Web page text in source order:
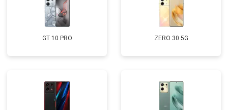
GT 10 PRO ZERO 30 5G